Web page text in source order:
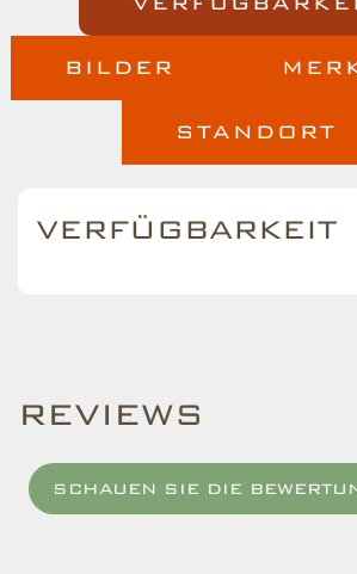
BILDER
STANDORT
VERFÜGBARKEIT
REVIEWS
SCHAUEN SIE DIE